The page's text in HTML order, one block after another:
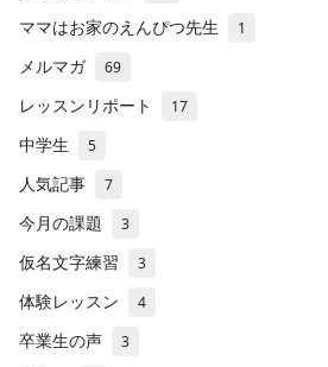
ママはお家のえんぴつ先生 1
メルマガ 69
レッスンリポート 17
中学生 5
人気記事 7
今月の課題 3
仮名文字練習 3
体験レッスン 4
卒業生の声 3